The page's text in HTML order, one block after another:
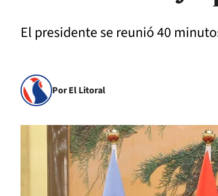
El presidente se reunió 40
Por El Litoral